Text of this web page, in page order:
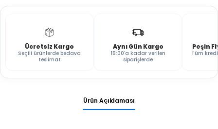
Ücretsiz Kargo
Seçili ürünlerde bedava
teslimat
Aynı Gün Kargo
15:00'a kadar verilen
siparişlerde
Peşin
Tüm
Ürün Açıklaması